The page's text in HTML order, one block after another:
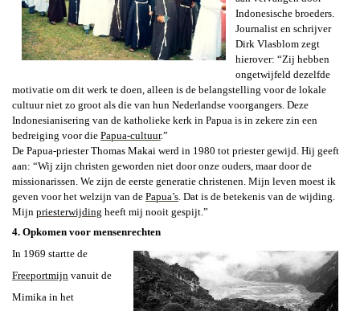
Indonesische broeders.
Journalist en schrijver
Dirk Vlasblom zegt
hierover: “Zij hebben
ongetwijfeld dezelfde
motivatie om dit werk te doen, alleen is de belangstelling voor de lokale
cultuur niet zo groot als die van hun Nederlandse voorgangers. Deze
Indonesianisering van de katholieke kerk in Papua is in zekere zin een
bedreiging voor die Papua-cultuur.”
De Papua-priester Thomas Makai werd in 1980 tot priester gewijd. Hij geeft
aan: “Wij zijn christen geworden niet door onze ouders, maar door de
missionarissen. We zijn de eerste generatie christenen. Mijn leven moest ik
geven voor het welzijn van de Papua’s . Dat is de betekenis van de wijding.
Mijn priesterwijding heeft mij nooit gespijt.”
4. Opkomen voor mensenrechten
In 1969 startte de
Freeportmijn vanuit de
Mimika in het